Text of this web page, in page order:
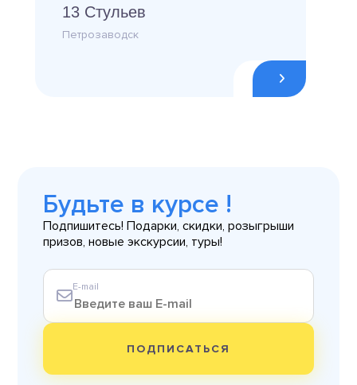
13 Стульев
Петрозаводск
Будьте в курсе !
Подпишитесь! Подарки, скидки, розыгрыши
призов, новые экскурсии, туры!
E-mail
ПОДПИСАТЬСЯ